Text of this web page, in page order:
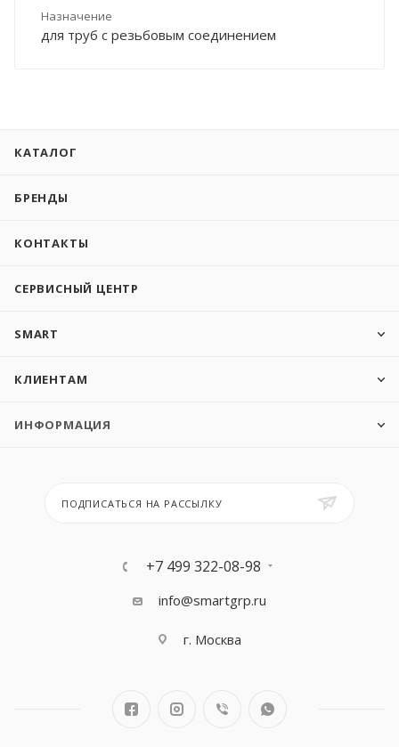
Назначение
для труб с резьбовым соединением
КАТАЛОГ
БРЕНДЫ
КОНТАКТЫ
СЕРВИСНЫЙ ЦЕНТР
SMART
КЛИЕНТАМ
ИНФОРМАЦИЯ
ПОДПИСАТЬСЯ НА РАССЫЛКУ
+7 499 322-08-98
info@smartgrp.ru
г. Москва